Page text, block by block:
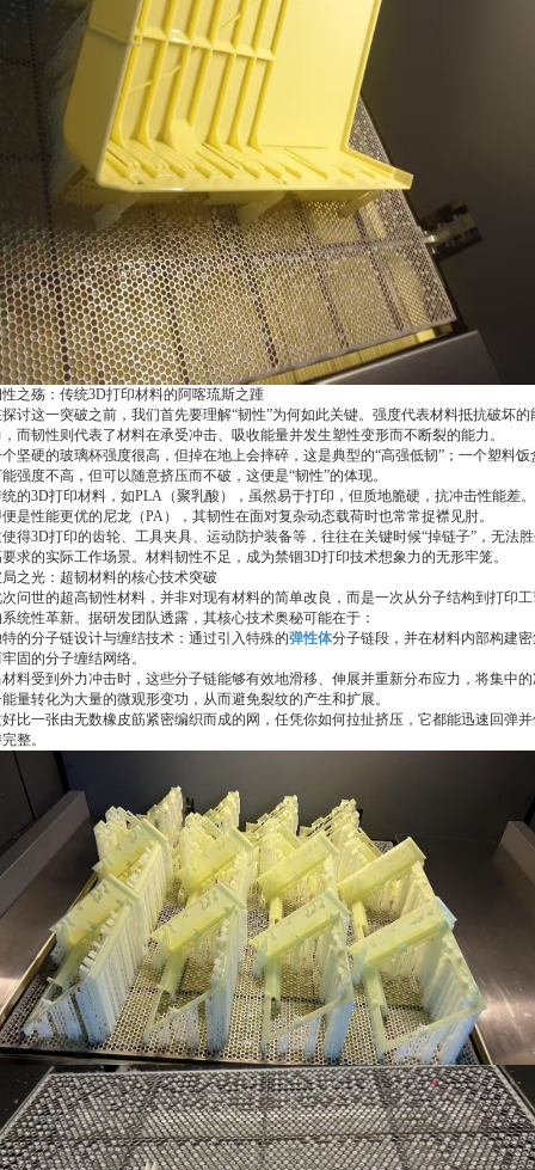
之殇：传统3D打印材料的阿喀琉斯之踵
讨这一突破之前，我们首先要理解“韧性”为何如此关键。强度代表材料抵抗破坏的
而韧性则代表了材料在承受冲击、吸收能量并发生塑性变形而不断裂的能力。
坚硬的玻璃杯强度很高，但掉在地上会摔碎，这是典型的“高强低韧”；一个塑料饭
强度不高，但可以随意挤压而不破，这便是“韧性”的体现。
的3D打印材料，如PLA（聚乳酸），虽然易于打印，但质地脆硬，抗冲击性能差。
是性能更优的尼龙（PA），其韧性在面对复杂动态载荷时也常常捉襟见肘。
得3D打印的齿轮、工具夹具、运动防护装备等，往往在关键时候“掉链子”，无法
求的实际工作场景。材料韧性不足，成为禁锢3D打印技术想象力的无形牢笼。
之光：超韧材料的核心技术突破
问世的超高韧性材料，并非对现有材料的简单改良，而是一次从分子结构到打印工
统性革新。据研发团队透露，其核心技术奥秘可能在于：
的分子链设计与缠结技术：通过引入特殊的弹性体分子链段，并在材料内部构建密
固的分子缠结网络。
料受到外力冲击时，这些分子链能够有效地滑移、伸展并重新分布应力，将集中的
量转化为大量的微观形变功，从而避免裂纹的产生和扩展。
比一张由无数橡皮筋紧密编织而成的网，任凭你如何拉扯挤压，它都能迅速回弹并
整。